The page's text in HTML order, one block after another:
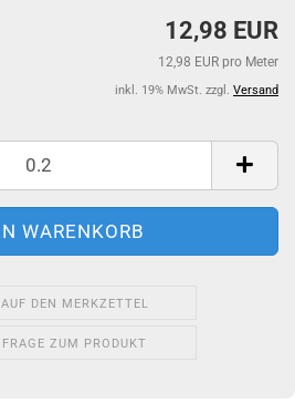
12,98 EUR
12,98 EUR pro Meter
inkl. 19% MwSt. zzgl. Versand
AUF DEN MERKZETTEL
FRAGE ZUM PRODUKT